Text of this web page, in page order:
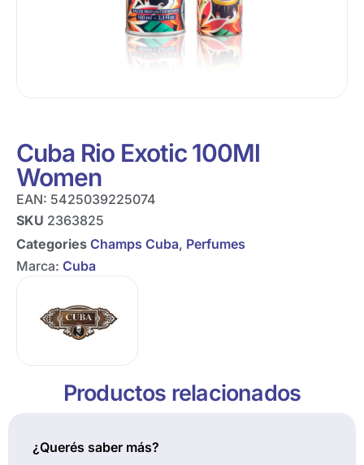
Cuba Rio Exotic 100Ml
Women
EAN: 5425039225074
SKU 2363825
Categories Champs Cuba, Perfumes
Marca: Cuba
Productos relacionados
¿Querés saber más?